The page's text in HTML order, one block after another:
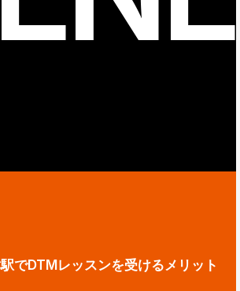
でDTMレッスンを受けるメリット